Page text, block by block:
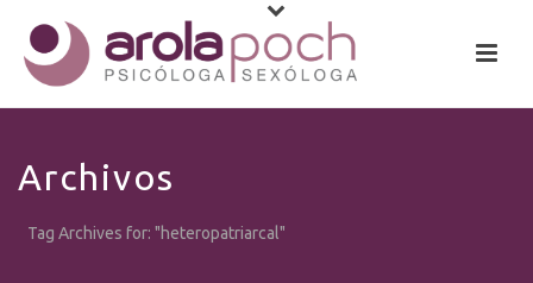
Archivos
Tag Archives for: "heteropatriarcal"